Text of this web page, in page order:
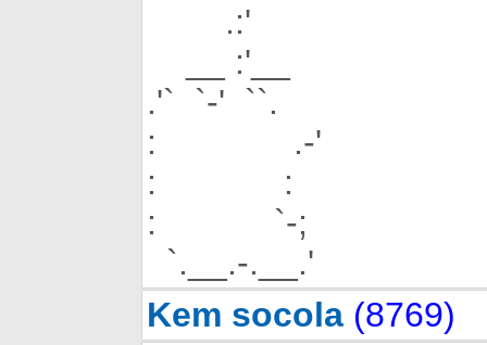
.:'
__ :'__
.'` `-' ``.
: .-'
: :
: `-;
`.__.-.__.'
Kem socola (8769)